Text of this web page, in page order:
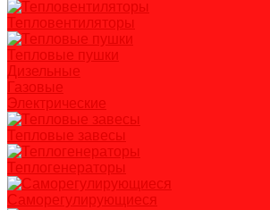
Тепловентиляторы
Тепловые пушки
Дизельные
Газовые
Электрические
Тепловые завесы
Теплогенераторы
Саморегулирующиеся